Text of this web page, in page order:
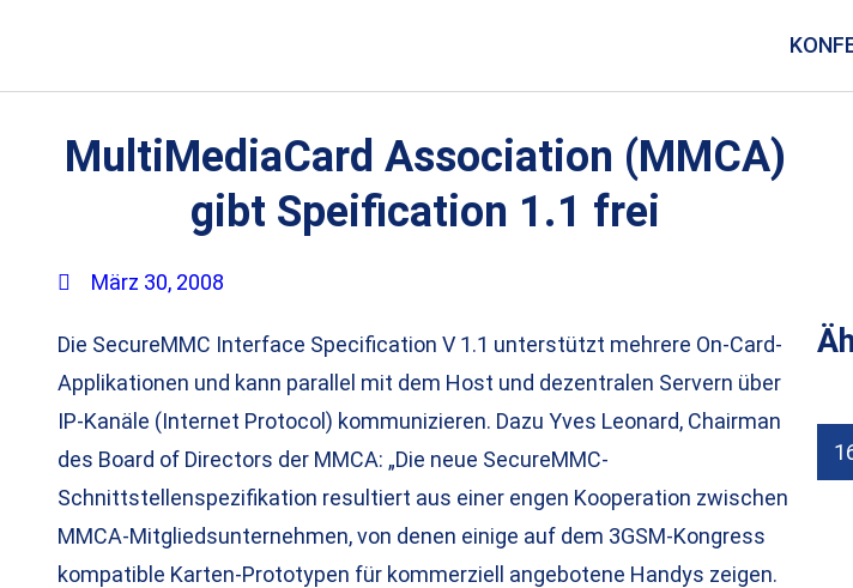
MultiMediaCard Association (MMCA)
gibt Speification 1.1 frei
März 30, 2008
Die SecureMMC Interface Specification V 1.1 unterstützt mehrere On-Card-
Applikationen und kann parallel mit dem Host und dezentralen Servern über
IP-Kanäle (Internet Protocol) kommunizieren. Dazu Yves Leonard, Chairman
des Board of Directors der MMCA: „Die neue SecureMMC-
Schnittstellenspezifikation resultiert aus einer engen Kooperation zwischen
MMCA-Mitgliedsunternehmen, von denen einige auf dem 3GSM-Kongress
kompatible Karten-Prototypen für kommerziell angebotene Handys zeigen.